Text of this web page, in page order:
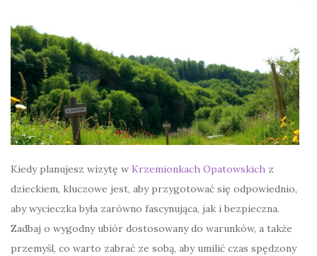
Kiedy planujesz wizytę w Krzemionkach Opatowskich z
dzieckiem, kluczowe jest, aby przygotować się odpowiednio,
aby wycieczka była zarówno fascynująca, jak i bezpieczna.
Zadbaj o wygodny ubiór dostosowany do warunków, a także
przemyśl, co warto zabrać ze sobą, aby umilić czas spędzony